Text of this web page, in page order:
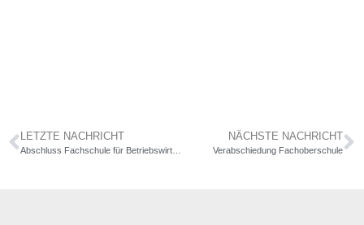
LETZTE NACHRICHT NÄCHSTE NACHRICHT
Verabschiedung Fachoberschule